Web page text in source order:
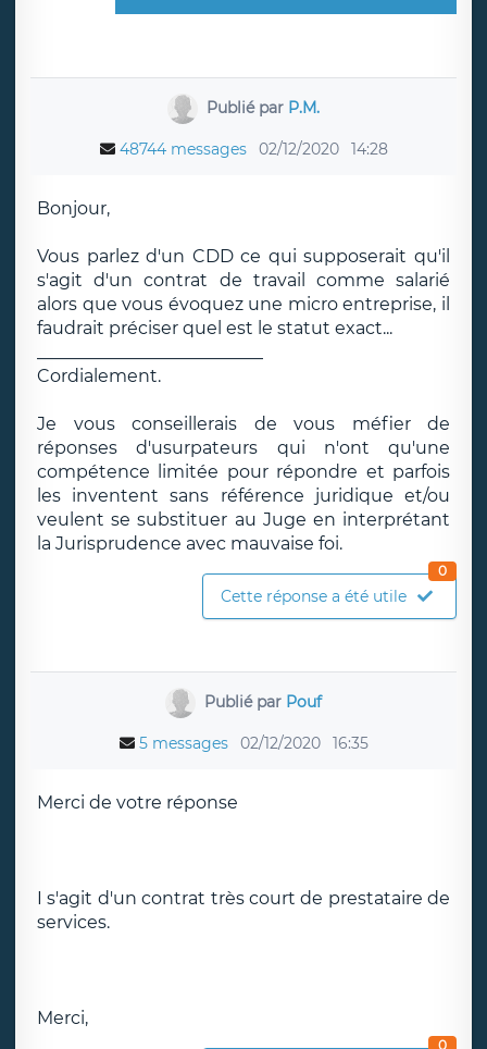
Publié par P.M.
48744 messages 02/12/2020 14:28
Bonjour,
Vous parlez d'un CDD ce qui supposerait qu'il
s'agit d'un contrat de travail comme salarié
alors que vous évoquez une micro entreprise, il
faudrait préciser quel est le statut exact...
Cordialement.
Je vous conseillerais de vous méfier de
réponses d'usurpateurs qui n'ont qu'une
compétence limitée pour répondre et parfois
les inventent sans référence juridique et/ou
veulent se substituer au Juge en interprétant
la Jurisprudence avec mauvaise foi.
Cette réponse a été utile
0
Publié par Pouf
5 messages 02/12/2020 16:35
Merci de votre réponse
I s'agit d'un contrat très court de prestataire de
services.
Merci,
0